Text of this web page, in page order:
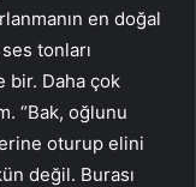
en doğal
tonları
bir. Daha çok
“Bak, oğlunu
oturup elini
değil. Burası